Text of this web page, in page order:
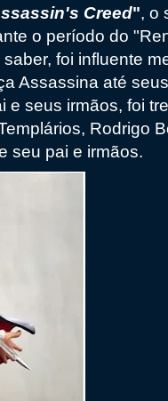
Creed", o
o período do
foi influente
Assassina até
seus irmãos, foi
Rodrigo
seu pai e irmãos.